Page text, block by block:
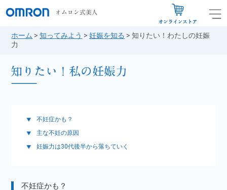
ホーム >知ってみよう >妊娠を知る >知りたい！わたしの妊娠
力
不妊症かも？
主な不妊の原因
妊娠力は30代後半から落ちていく
不妊症かも？